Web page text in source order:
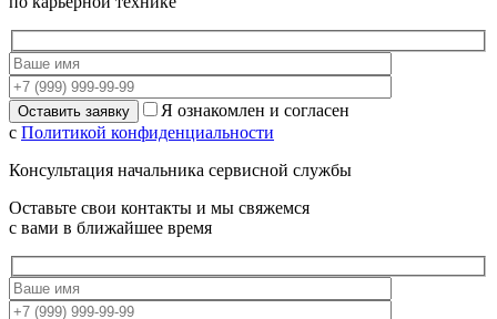
Я ознакомлен и согласен
с Политикой конфиденциальности
Консультация начальника сервисной службы
Оставьте свои контакты и мы свяжемся
с вами в ближайшее время